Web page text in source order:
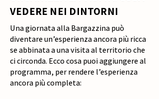
VEDERE NEI DINTORNI
Una giornata alla Bargazzina può
diventare un’esperienza ancora più ricca
se abbinata a una visita al territorio che
ci circonda. Ecco cosa puoi aggiungere al
programma, per rendere l’esperienza
ancora più completa: